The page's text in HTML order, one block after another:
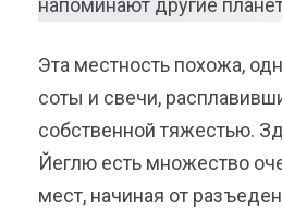
Эта местность похожа,
соты и свечи,
собственной тяжестью.
Йеглю есть множество
мест, начиная от